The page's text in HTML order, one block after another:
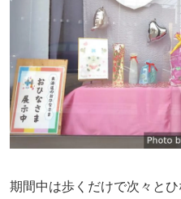
期間中は歩くだけで次々と